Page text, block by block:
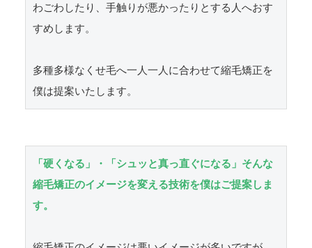
わごわしたり、手触りが悪かったりとする人へおす
すめします。
多種多様なくせ毛へ一人一人に合わせて縮毛矯正を
僕は提案いたします。
「硬くなる」・「シュッと真っ直ぐになる」そんな
縮毛矯正のイメージを変える技術を僕はご提案しま
す。